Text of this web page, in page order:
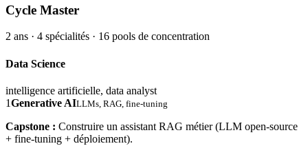
Cycle Master
2 ans · 4 spécialités · 16 pools de concentration
Data Science
intelligence artificielle, data analyst
1Generative AILLMs, RAG, fine-tuning
Capstone : Construire un assistant RAG métier (LLM open-source
+ fine-tuning + déploiement).